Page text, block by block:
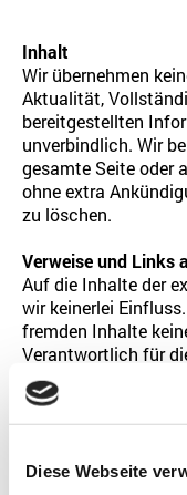
Diese Webseite
Inhalt
Wir übernehmen
Aktualität,
bereitgestellten
unverbindlich. Wir
gesamte Seite oder
ohne extra
zu löschen.
Verweise und Links
Auf die Inhalte der
wir keinerlei
fremden Inhalte
Verantwortlich für
jeweilige Anbieter.
die entsprechenden
rechtswidrigen
zumutbar. Wir